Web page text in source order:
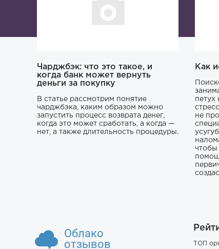
Чарджбэк: что это такое, и
когда банк может вернуть
деньги за покупку
В статье рассмотрим понятие
чарджбэка, каким образом можно
запустить процесс возврата денег,
когда это может сработать, а когда —
нет, а также длительность процедуры.
Как
петух
не
Облако
отзывов
ТОП